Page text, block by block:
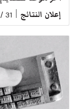
إعلان النتائج 31 / 7 / 2026